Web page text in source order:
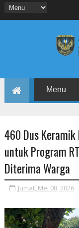
460 Dus
untuk Program
Diterima Warga
Jumat, Mei 08, 2026